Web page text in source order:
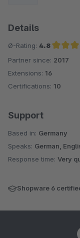
Details
Ø-Rating: 4.8
Average rating of
Partner since: 2017
Extensions: 16
Certifications: 10
Support
Based in: Germany
Speaks: German,
Response time: Very
Shopware 6